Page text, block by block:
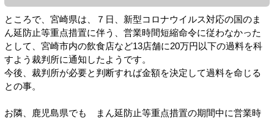
ところで、宮崎県は、７日、新型コロナウイルス対応の国のま
ん延防止等重点措置に伴う、営業時間短縮命令に従わなかった
として、宮崎市内の飲食店など13店舗に20万円以下の過料を科
すよう裁判所に通知したようです。
今後、裁判所が必要と判断すれば金額を決定して過料を命じる
との事。
お隣、鹿児島県でも まん延防止等重点措置の期間中に営業時